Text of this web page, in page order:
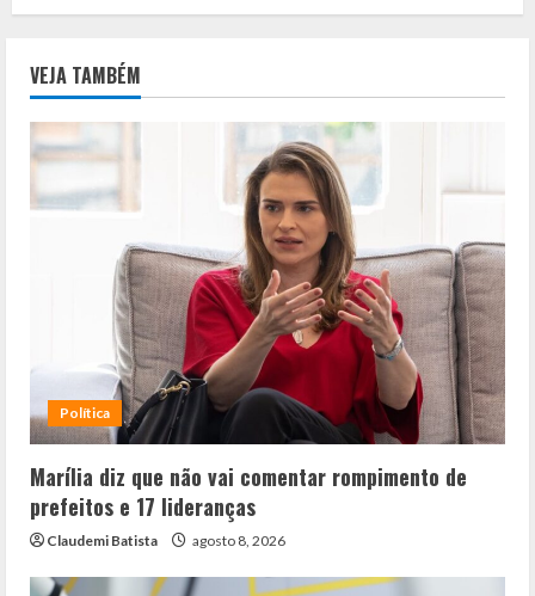
VEJA TAMBÉM
Política
Marília diz que não vai comentar rompimento de
prefeitos e 17 lideranças
Claudemi Batista agosto 8, 2026